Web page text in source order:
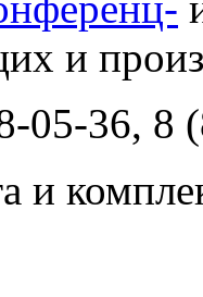
и
05-36, 8
и